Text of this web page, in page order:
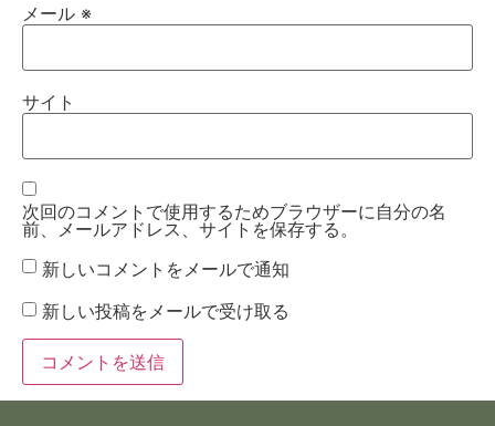
メール ※
サイト
次回のコメントで使用するためブラウザーに自分の名
前、メールアドレス、サイトを保存する。
新しいコメントをメールで通知
新しい投稿をメールで受け取る